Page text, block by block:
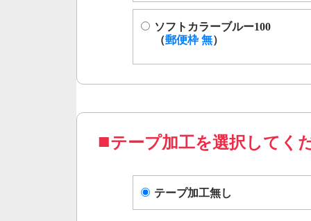
ソフトカラーブルー100
（郵便枠 無）
テープ加工を選択してく
テープ加工無し